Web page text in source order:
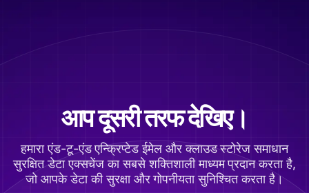
आप दूसरी तरफ देखिए।
हमारा एंड-टू-एंड एन्क्रिप्टेड ईमेल और क्लाउड स्टोरेज समाधान
सुरक्षित डेटा एक्सचेंज का सबसे शक्तिशाली माध्यम प्रदान करता है,
जो आपके डेटा की सुरक्षा और गोपनीयता सुनिश्चित करता है।